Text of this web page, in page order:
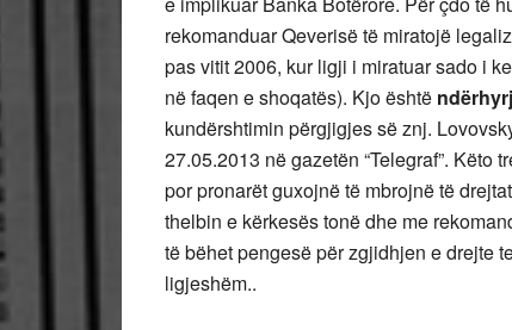
rekomanduar Qeverisë të miratojë
pas vitit 2006, kur ligji i miratuar sado i
në faqen e shoqatës). Kjo është
kundërshtimin përgjigjes së znj.
27.05.2013 në gazetën “Telegraf”. Këto
por pronarët guxojnë të mbrojnë të
thelbin e kërkesës tonë dhe me
të bëhet pengesë për zgjidhjen e drejte
ligjeshëm..